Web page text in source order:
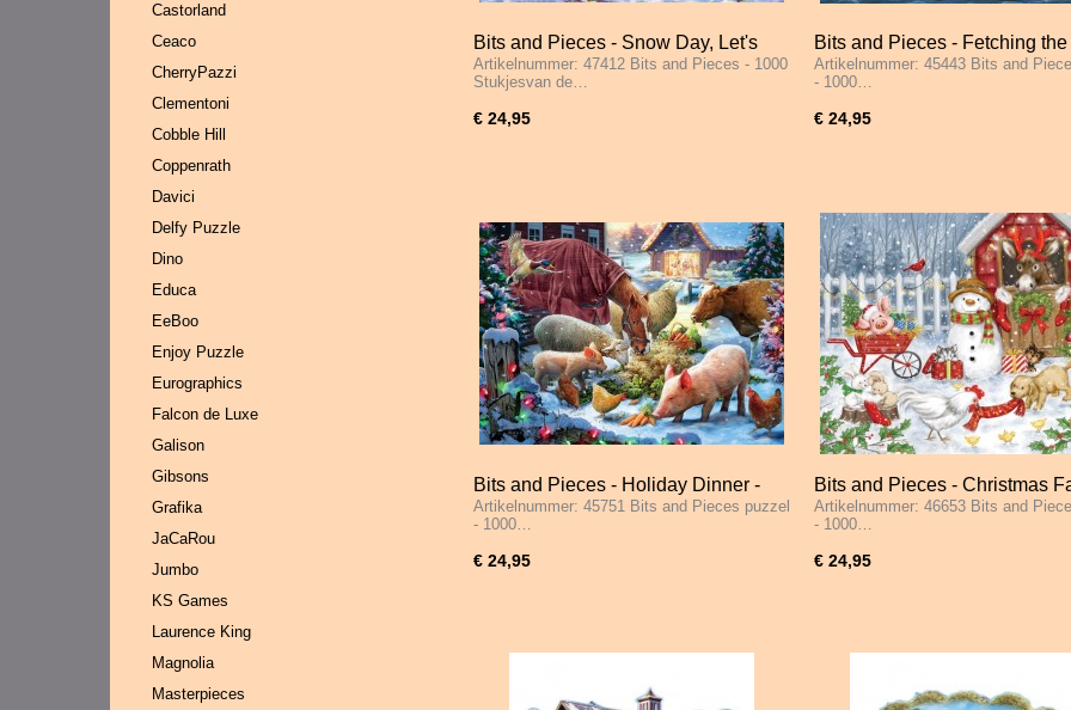
Castorland
Ceaco
CherryPazzi
Clementoni
Cobble Hill
Coppenrath
Davici
Delfy Puzzle
Dino
Educa
EeBoo
Enjoy Puzzle
Eurographics
Falcon de Luxe
Galison
Gibsons
Grafika
JaCaRou
Jumbo
KS Games
Laurence King
Magnolia
Masterpieces
Bits and Pieces - Snow Day, Let's
Play - 1000 Stukjes
Artikelnummer: 47412 Bits and Pieces - 1000
Stukjesvan de…
€ 24,95
Bits and Pieces - Fetching the
Midwife - 1000 Stukjes
Artikelnummer: 45443 Bits and
- 1000…
€ 24,95
Bits and Pieces - Holiday Dinner -
1000 Stukjes
Artikelnummer: 45751 Bits and Pieces puzzel
- 1000…
€ 24,95
Bits and Pieces - Christmas
Animals - 1000 Stukjes
Artikelnummer: 46653 Bits and
- 1000…
€ 24,95